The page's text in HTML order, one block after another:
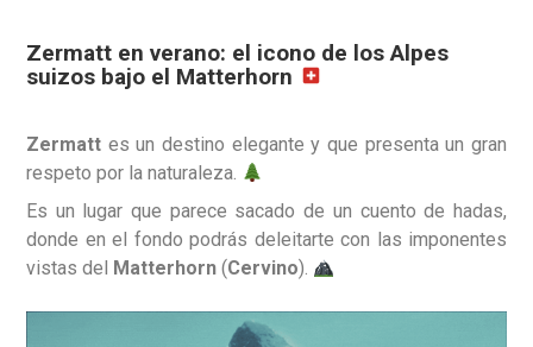
Zermatt en verano: el icono de los Alpes
suizos bajo el Matterhorn
Zermatt es un destino elegante y que presenta un gran
respeto por la naturaleza.
Es un lugar que parece sacado de un cuento de hadas,
donde en el fondo podrás deleitarte con las imponentes
vistas del
Matterhorn (Cervino).